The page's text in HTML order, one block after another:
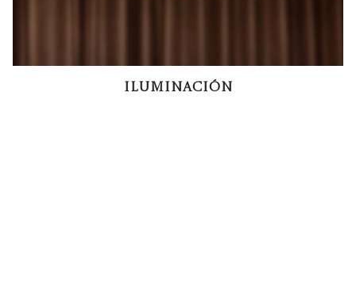
Iluminación